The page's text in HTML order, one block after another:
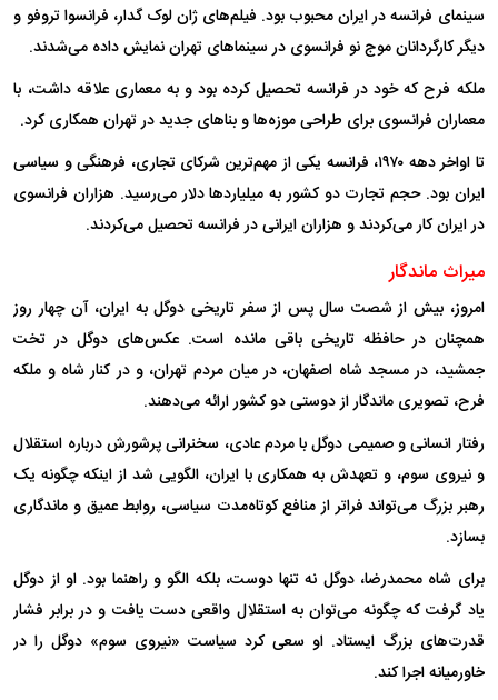
سینمای فرانسه در ایران محبوب بود. فیلم‌های ژان لوک گدار، فرانسوا تروفو و
دیگر کارگردانان موج نو فرانسوی در سینما‌های تهران نمایش داده می‌شدند.
ملکه فرح که خود در فرانسه تحصیل کرده بود و به معماری علاقه داشت، با
معماران فرانسوی برای طراحی موزه‌ها و بنا‌های جدید در تهران همکاری کرد.
تا اواخر دهه ۱۹۷۰، فرانسه یکی از مهم‌ترین شرکای تجاری، فرهنگی و سیاسی
ایران بود. حجم تجارت دو کشور به میلیارد‌ها دلار می‌رسید. هزاران فرانسوی
در ایران کار می‌کردند و هزاران ایرانی در فرانسه تحصیل می‌کردند.
میراث ماندگار
امروز، بیش از شصت سال پس از سفر تاریخی دوگل به ایران، آن چهار روز
همچنان در حافظه تاریخی باقی مانده است. عکس‌های دوگل در تخت
جمشید، در مسجد شاه اصفهان، در میان مردم تهران، و در کنار شاه و ملکه
فرح، تصویری ماندگار از دوستی دو کشور ارائه می‌دهند.
رفتار انسانی و صمیمی دوگل با مردم عادی، سخنرانی پرشورش درباره استقلال
و نیروی سوم، و تعهدش به همکاری با ایران، الگویی شد از اینکه چگونه یک
رهبر بزرگ می‌تواند فراتر از منافع کوتاه‌مدت سیاسی، روابط عمیق و ماندگاری
بسازد.
برای شاه محمدرضا، دوگل نه تنها دوست، بلکه الگو و راهنما بود. او از دوگل
یاد گرفت که چگونه می‌توان به استقلال واقعی دست یافت و در برابر فشار
قدرت‌های بزرگ ایستاد. او سعی کرد سیاست «نیروی سوم» دوگل را در
خاورمیانه اجرا کند.